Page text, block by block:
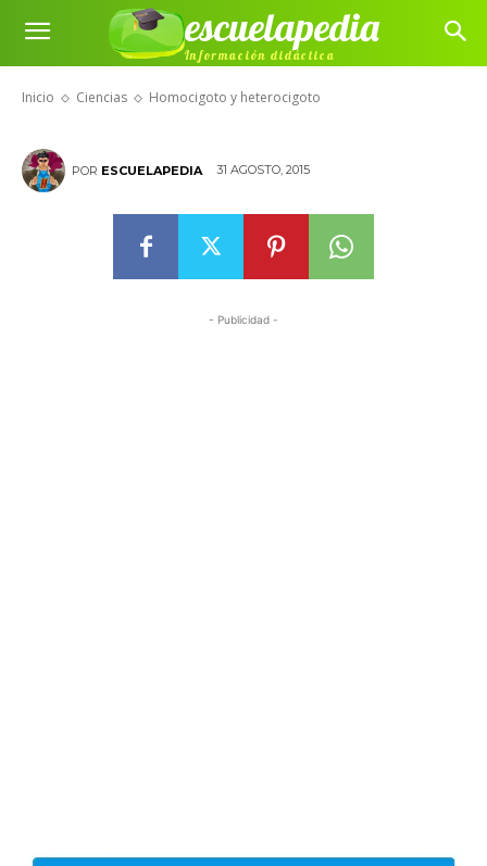
escuelapedia
Información didáctica
Inicio Ciencias Homocigoto y heterocigoto
Homocigoto y heterocigoto
POR ESCUELAPEDIA 31 AGOSTO, 2015
- Publicidad -